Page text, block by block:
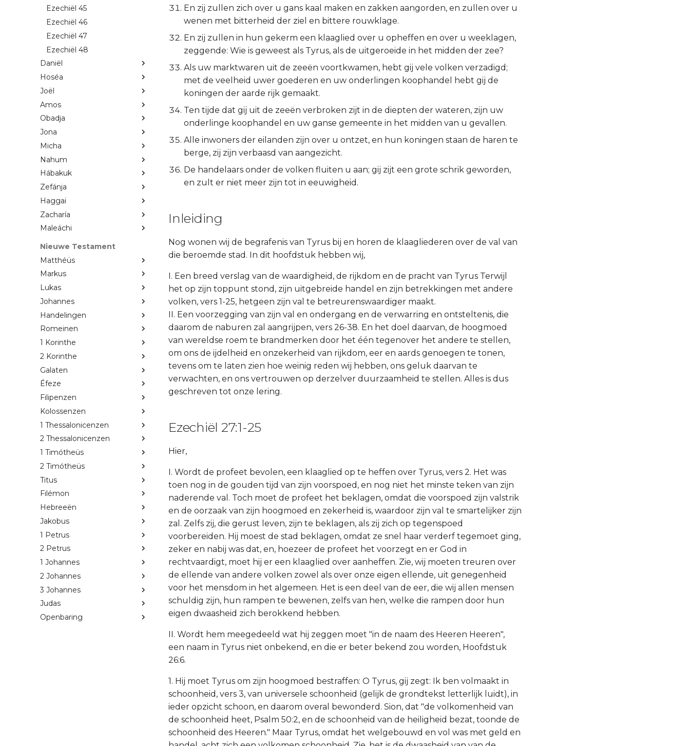
Ezechiël 45
Ezechiël 46
Ezechiël 47
Ezechiël 48
Daniël
Hoséa
Joël
Amos
Obadja
Jona
Micha
Nahum
Hábakuk
Zefánja
Haggaï
Zacharía
Maleáchi
Nieuwe Testament
Matthéüs
Markus
Lukas
Johannes
Handelingen
Romeinen
1 Korinthe
2 Korinthe
Galaten
Éfeze
Filipenzen
Kolossenzen
1 Thessalonicenzen
2 Thessalonicenzen
1 Timótheüs
2 Timótheüs
Titus
Filémon
Hebreeën
Jakobus
1 Petrus
2 Petrus
1 Johannes
2 Johannes
3 Johannes
Judas
Openbaring
En zij zullen zich over u gans kaal maken en zakken aangorden, en zullen over u
wenen met bitterheid der ziel en bittere rouwklage.
En zij zullen in hun gekerm een klaaglied over u opheffen en over u weeklagen,
zeggende: Wie is geweest als Tyrus, als de uitgeroeide in het midden der zee?
Als uw marktwaren uit de zeeën voortkwamen, hebt gij vele volken verzadigd;
met de veelheid uwer goederen en uw onderlingen koophandel hebt gij de
koningen der aarde rijk gemaakt.
Ten tijde dat gij uit de zeeën verbroken zijt in de diepten der wateren, zijn uw
onderlinge koophandel en uw ganse gemeente in het midden van u gevallen.
Alle inwoners der eilanden zijn over u ontzet, en hun koningen staan de haren te
berge, zij zijn verbaasd van aangezicht.
De handelaars onder de volken fluiten u aan; gij zijt een grote schrik geworden,
en zult er niet meer zijn tot in eeuwigheid.
Inleiding
Nog wonen wij de begrafenis van Tyrus bij en horen de klaagliederen over de val van
die beroemde stad. In dit hoofdstuk hebben wij,
I. Een breed verslag van de waardigheid, de rijkdom en de pracht van Tyrus Terwijl
het op zijn toppunt stond, zijn uitgebreide handel en zijn betrekkingen met andere
volken, vers 1-25, hetgeen zijn val te betreurenswaardiger maakt.
II. Een voorzegging van zijn val en ondergang en de verwarring en ontsteltenis, die
daarom de naburen zal aangrijpen, vers 26-38. En het doel daarvan, de hoogmoed
van wereldse roem te brandmerken door het één tegenover het andere te stellen,
om ons de ijdelheid en onzekerheid van rijkdom, eer en aards genoegen te tonen,
tevens om te laten zien hoe weinig reden wij hebben, ons geluk daarvan te
verwachten, en ons vertrouwen op derzelver duurzaamheid te stellen. Alles is dus
geschreven tot onze lering.
Ezechiël 27:1-25
Hier,
I. Wordt de profeet bevolen, een klaaglied op te heffen over Tyrus, vers 2. Het was
toen nog in de gouden tijd van zijn voorspoed, en nog niet het minste teken van zijn
naderende val. Toch moet de profeet het beklagen, omdat die voorspoed zijn valstrik
en de oorzaak van zijn hoogmoed en zekerheid is, waardoor zijn val te smartelijker zijn
zal. Zelfs zij, die gerust leven, zijn te beklagen, als zij zich op tegenspoed
voorbereiden. Hij moest de stad beklagen, omdat ze snel haar verderf tegemoet ging,
zeker en nabij was dat, en, hoezeer de profeet het voorzegt en er God in
rechtvaardigt, moet hij er een klaaglied over aanheffen. Zie, wij moeten treuren over
de ellende van andere volken zowel als over onze eigen ellende, uit genegenheid
voor het mensdom in het algemeen. Het is een deel van de eer, die wij allen mensen
schuldig zijn, hun rampen te bewenen, zelfs van hen, welke die rampen door hun
eigen dwaasheid zich berokkend hebben.
II. Wordt hem meegedeeld wat hij zeggen moet "in de naam des Heeren Heeren",
een naam in Tyrus niet onbekend, en die er beter bekend zou worden, Hoofdstuk
26:6.
1. Hij moet Tyrus om zijn hoogmoed bestraffen: O Tyrus, gij zegt: Ik ben volmaakt in
schoonheid, vers 3, van universele schoonheid (gelijk de grondtekst letterlijk luidt), in
ieder opzicht schoon, en daarom overal bewonderd. Sion, dat "de volkomenheid van
de schoonheid heet, Psalm 50:2, en de schoonheid van de heiligheid bezat, toonde de
schoonheid des Heeren." Maar Tyrus, omdat het welgebouwd en vol was met geld en